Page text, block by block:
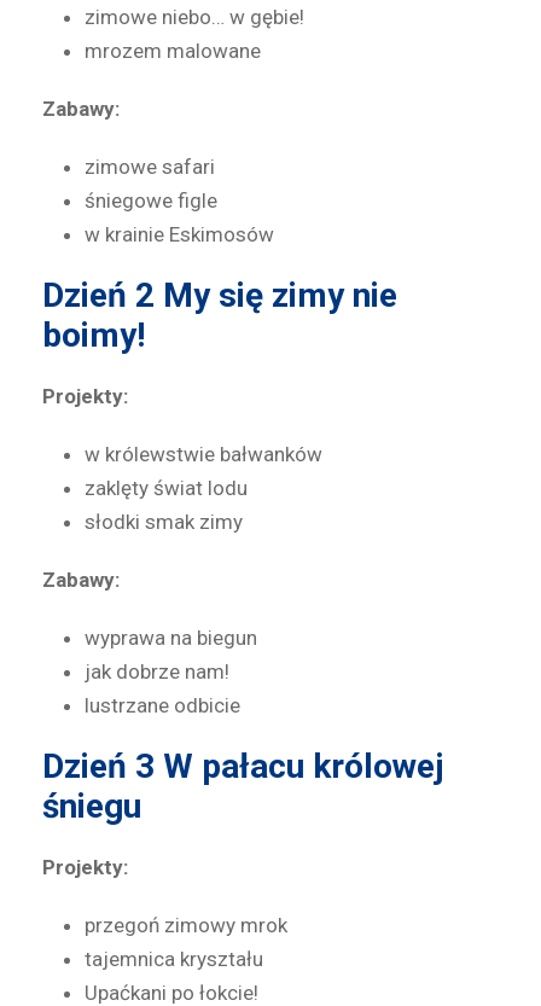
zimowe niebo… w gębie!
mrozem malowane
Zabawy:
zimowe safari
śniegowe figle
w krainie Eskimosów
Dzień 2 My się zimy nie
boimy!
Projekty:
w królewstwie bałwanków
zaklęty świat lodu
słodki smak zimy
Zabawy:
wyprawa na biegun
jak dobrze nam!
lustrzane odbicie
Dzień 3 W pałacu królowej
śniegu
Projekty:
przegoń zimowy mrok
tajemnica kryształu
Upaćkani po łokcie!